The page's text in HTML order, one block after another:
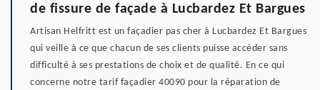
de fissure de façade à Lucbardez Et Bargues
Artisan Helfritt est un façadier pas cher à Lucbardez Et Bargues
qui veille à ce que chacun de ses clients puisse accéder sans
difficulté à ses prestations de choix et de qualité. En ce qui
concerne notre tarif façadier 40090 pour la réparation de